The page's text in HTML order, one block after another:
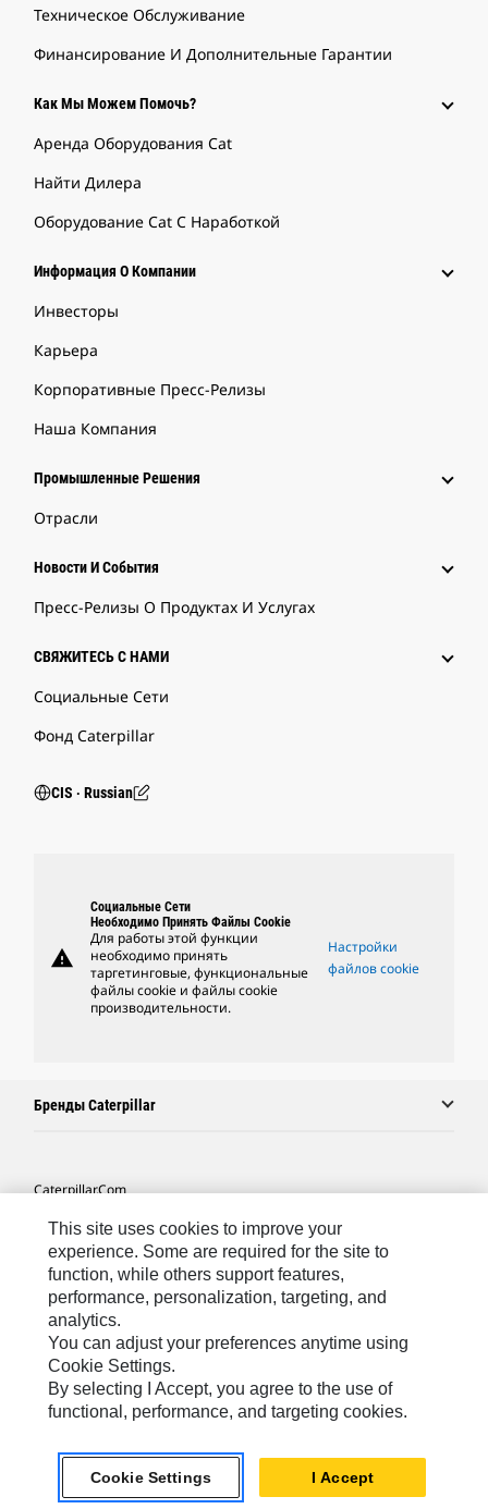
Техническое Обслуживание
Финансирование И Дополнительные Гарантии
Как Мы Можем Помочь?
Аренда Оборудования Cat
Найти Дилера
Оборудование Cat С Наработкой
Информация О Компании
Инвесторы
Карьера
Корпоративные Пресс-Релизы
Наша Компания
Промышленные Решения
Отрасли
Новости И События
Пресс-Релизы О Продуктах И Услугах
СВЯЖИТЕСЬ С НАМИ
Социальные Сети
Фонд Caterpillar
CIS ‧ Russian
warning
Социальные Сети
Необходимо Принять Файлы Cookie
Для работы этой функции
необходимо принять
таргетинговые, функциональные
файлы cookie и файлы cookie
производительности.
Настройки
файлов cookie
Бренды Caterpillar
Caterpillar.com
Связаться С Caterpillar
Карта Сайта
Cookie Settings
Юридическая Информация
Конфиденциальность Личных Данных
CIS - Russian© 2026 Caterpillar. Все права сохранены.
This site uses cookies to improve your
experience. Some are required for the site to
function, while others support features,
performance, personalization, targeting, and
analytics.
You can adjust your preferences anytime using
Cookie Settings.
By selecting I Accept, you agree to the use of
functional, performance, and targeting cookies.
Cookie Settings I Accept